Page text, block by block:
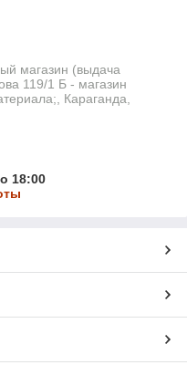
магазин (выдача
119/1 Б - магазин
Караганда,
18:00